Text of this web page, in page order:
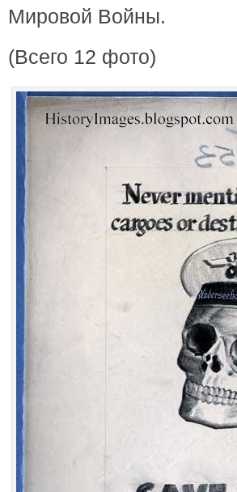
Мировой Войны.
(Всего 12 фото)